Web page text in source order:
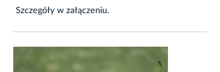
Szczegóły w załączeniu.